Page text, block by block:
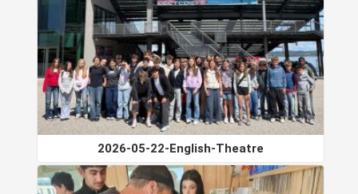
2026-05-22-English-Theatre